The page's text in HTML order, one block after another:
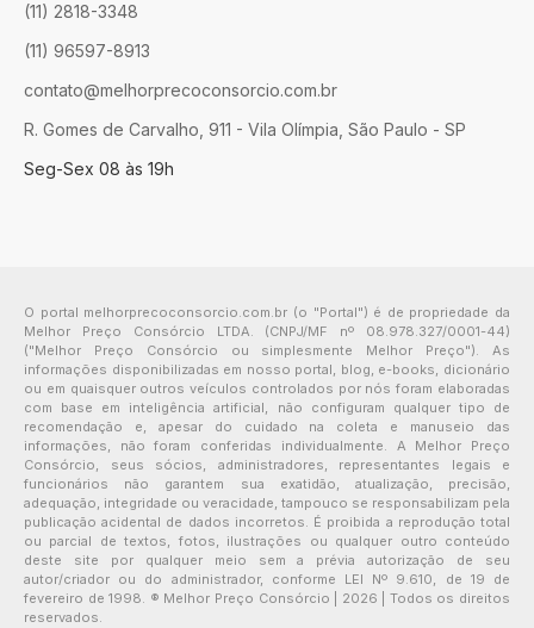
(11) 2818-3348
(11) 96597-8913
contato@melhorprecoconsorcio.com.br
R. Gomes de Carvalho, 911 - Vila Olímpia, São Paulo - SP
Seg-Sex 08 às 19h
O portal melhorprecoconsorcio.com.br (o "Portal") é de propriedade da
Melhor Preço Consórcio LTDA. (CNPJ/MF nº 08.978.327/0001-44)
("Melhor Preço Consórcio ou simplesmente Melhor Preço"). As
informações disponibilizadas em nosso portal, blog, e-books, dicionário
ou em quaisquer outros veículos controlados por nós foram elaboradas
com base em inteligência artificial, não configuram qualquer tipo de
recomendação e, apesar do cuidado na coleta e manuseio das
informações, não foram conferidas individualmente. A Melhor Preço
Consórcio, seus sócios, administradores, representantes legais e
funcionários não garantem sua exatidão, atualização, precisão,
adequação, integridade ou veracidade, tampouco se responsabilizam pela
publicação acidental de dados incorretos. É proibida a reprodução total
ou parcial de textos, fotos, ilustrações ou qualquer outro conteúdo
deste site por qualquer meio sem a prévia autorização de seu
autor/criador ou do administrador, conforme LEI Nº 9.610, de 19 de
fevereiro de 1998. ® Melhor Preço Consórcio | 2026 | Todos os direitos
reservados.